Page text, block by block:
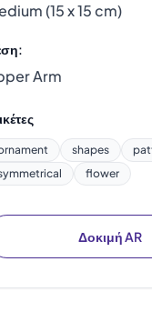
(15 x 15 cm)
Arm
shapes
flower
Δοκιμή AR